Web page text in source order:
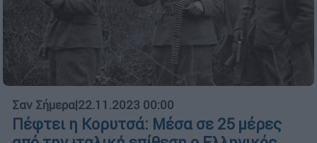
Σαν Σήμερα|22.11.2023 00:00
Πέφτει η Κορυτσά: Μέσα σε 25 μέρες